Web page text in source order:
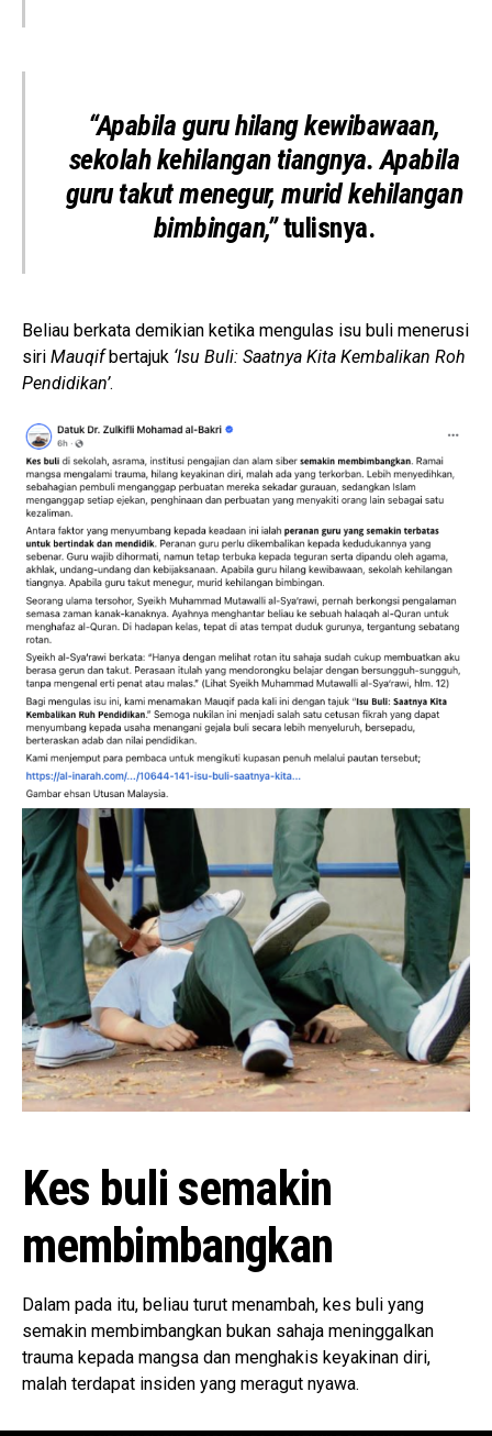
“Apabila guru hilang kewibawaan,
sekolah kehilangan tiangnya. Apabila
guru takut menegur, murid kehilangan
bimbingan,”tulisnya.
Beliau berkata demikian ketika mengulas isu buli menerusi
siri Mauqifbertajuk ‘Isu Buli: Saatnya Kita Kembalikan Roh
Pendidikan’.
Kes buli semakin
membimbangkan
Dalam pada itu, beliau turut menambah, kes buli yang
semakin membimbangkan bukan sahaja meninggalkan
trauma kepada mangsa dan menghakis keyakinan diri,
malah terdapat insiden yang meragut nyawa.